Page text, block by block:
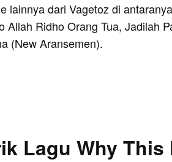
lainnya dari Vagetoz di
Allah Ridho Orang Tua, Jadilah
(New Aransemen).
Lagu Why This